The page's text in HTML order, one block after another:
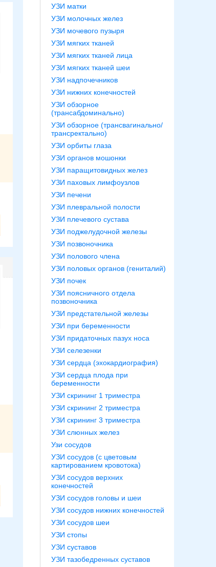
УЗИ матки
УЗИ молочных желез
УЗИ мочевого пузыря
УЗИ мягких тканей
УЗИ мягких тканей лица
УЗИ мягких тканей шеи
УЗИ надпочечников
УЗИ нижних конечностей
УЗИ обзорное
(трансабдоминально)
УЗИ обзорное (трансвагинально/
трансректально)
УЗИ орбиты глаза
УЗИ органов мошонки
УЗИ паращитовидных желез
УЗИ паховых лимфоузлов
УЗИ печени
УЗИ плевральной полости
УЗИ плечевого сустава
УЗИ поджелудочной железы
УЗИ позвоночника
УЗИ полового члена
УЗИ половых органов (гениталий)
УЗИ почек
УЗИ поясничного отдела
позвоночника
УЗИ предстательной железы
УЗИ при беременности
УЗИ придаточных пазух носа
УЗИ селезенки
УЗИ сердца (эхокардиография)
УЗИ сердца плода при
беременности
УЗИ скрининг 1 триместра
УЗИ скрининг 2 триместра
УЗИ скрининг 3 триместра
УЗИ слюнных желез
Узи сосудов
УЗИ сосудов (с цветовым
картированием кровотока)
УЗИ сосудов верхних
конечностей
УЗИ сосудов головы и шеи
УЗИ сосудов нижних конечностей
УЗИ сосудов шеи
УЗИ стопы
УЗИ суставов
УЗИ тазобедренных суставов